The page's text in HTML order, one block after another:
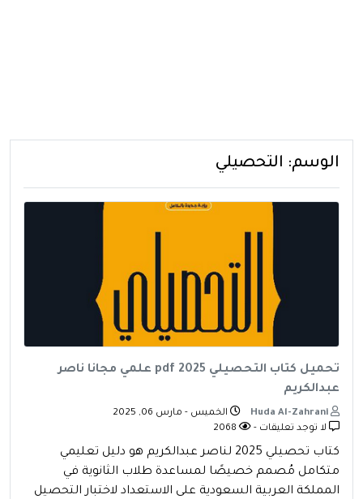
الوسم: التحصيلي
تحميل كتاب التحصيلي 2025 pdf علمي مجانا ناصر
عبدالكريم
الخميس - مارس 06, 2025
لا توجد تعليقات -
كتاب تحصيلي 2025 لناصر عبدالكريم هو دليل تعليمي
متكامل مُصمم خصيصًا لمساعدة طلاب الثانوية في
المملكة العربية السعودية على الاستعداد لاختبار التحصيل